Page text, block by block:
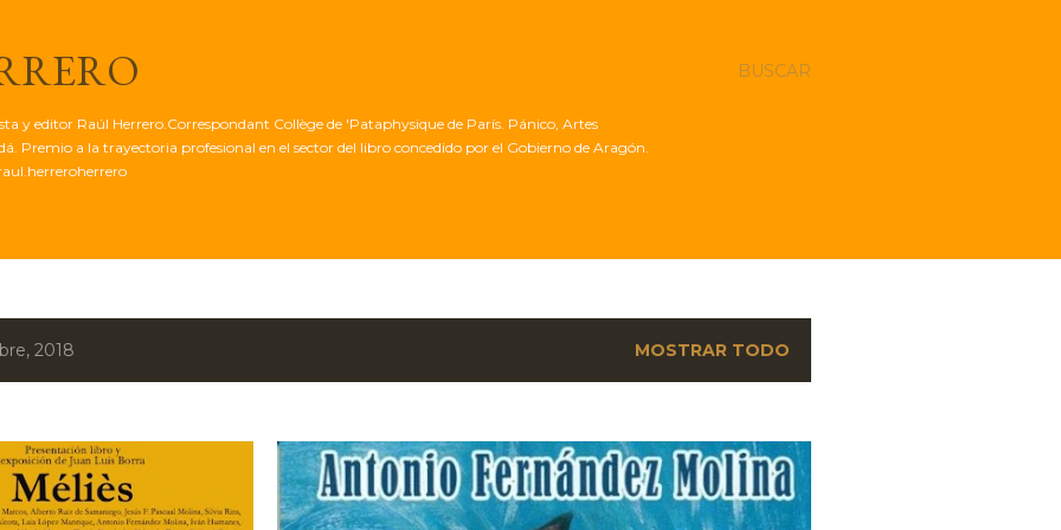
BUSCAR
y editor Raúl Herrero.Correspondant Collège de 'Pataphysique de París. Pánico, Artes
Premio a la trayectoria profesional en el sector del libro concedido por el Gobierno de Aragón.
2018 MOSTRAR TODO